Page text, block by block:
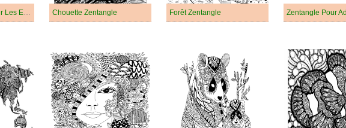
Chat Zentangle Pour Les Enfants Chouette Zentangle Forêt Zentangle Zentangle Pour